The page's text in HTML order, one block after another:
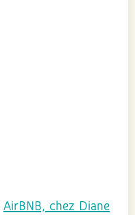
AirBNB, chez Diane